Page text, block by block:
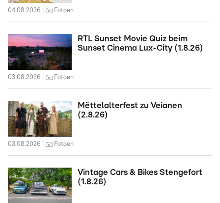
04.08.2026 Fotoen
RTL Sunset Movie Quiz beim
Sunset Cinema Lux-City (1.8.26)
03.08.2026 Fotoen
Mëttelalterfest zu Veianen
(2.8.26)
03.08.2026 Fotoen
Vintage Cars & Bikes Stengefort
(1.8.26)